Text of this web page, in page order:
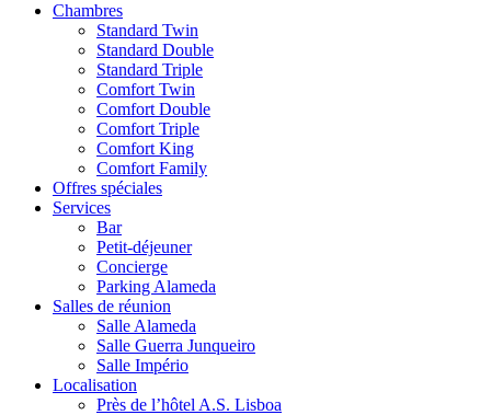
Chambres
Standard Twin
Standard Double
Standard Triple
Comfort Twin
Comfort Double
Comfort Triple
Comfort King
Comfort Family
Offres spéciales
Services
Bar
Petit-déjeuner
Concierge
Parking Alameda
Salles de réunion
Salle Alameda
Salle Guerra Junqueiro
Salle Império
Localisation
Près de l’hôtel A.S. Lisboa